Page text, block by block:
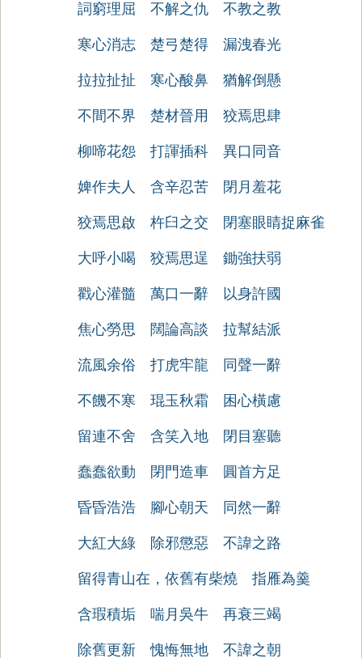
詞窮理屈 不解之仇 不教之教
寒心消志 楚弓楚得 漏洩春光
拉拉扯扯 寒心酸鼻 猶解倒懸
不間不界 楚材晉用 狡焉思肆
柳啼花怨 打諢插科 異口同音
婢作夫人 含辛忍苦 閉月羞花
狡焉思啟 杵臼之交 閉塞眼睛捉麻雀
大呼小喝 狡焉思逞 鋤強扶弱
戳心灌髓 萬口一辭 以身許國
焦心勞思 闊論高談 拉幫結派
流風余俗 打虎牢龍 同聲一辭
不饑不寒 琨玉秋霜 困心橫慮
留連不舍 含笑入地 閉目塞聽
蠢蠢欲動 閉門造車 圓首方足
昏昏浩浩 腳心朝天 同然一辭
大紅大綠 除邪懲惡 不諱之路
留得青山在，依舊有柴燒 指雁為羹
含瑕積垢 喘月吳牛 再衰三竭
除舊更新 愧悔無地 不諱之朝